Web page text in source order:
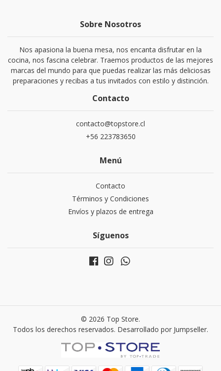
Sobre Nosotros
Nos apasiona la buena mesa, nos encanta disfrutar en la
cocina, nos fascina celebrar. Traemos productos de las mejores
marcas del mundo para que puedas realizar las más deliciosas
preparaciones y recibas a tus invitados con estilo y distinción.
Contacto
contacto@topstore.cl
+56 223783650
Menú
Contacto
Términos y Condiciones
Envíos y plazos de entrega
Síguenos
© 2026 Top Store.
Todos los derechos reservados. Desarrollado por Jumpseller.